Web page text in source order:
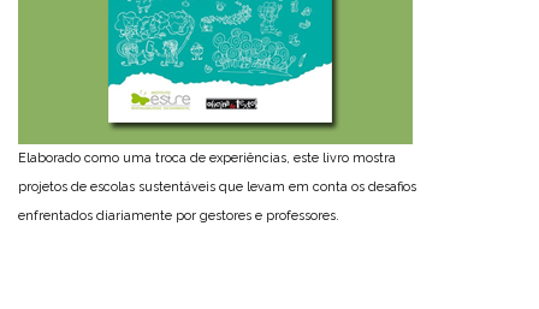
Elaborado como uma troca de experiências, este livro mostra
projetos de escolas sustentáveis que levam em conta os desafios
enfrentados diariamente por gestores e professores.